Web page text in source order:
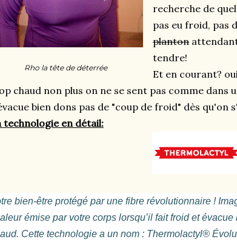
Rho la tête de déterrée
recherche de
pas eu froid,
planton
tendre!
Et en courant?
chaud non plus on ne se sent pas comme
bien dons pas de "coup de froid" dès qu'on
technologie en détail:
bien-être protégé par une fibre révolutionnaire !
émise par votre corps lorsqu’il fait froid et
Cette technologie a un nom : Thermolactyl®